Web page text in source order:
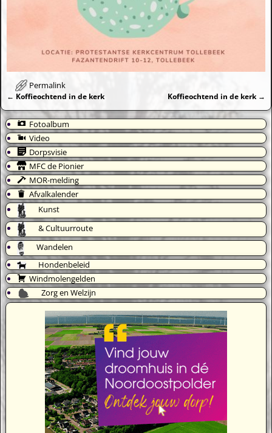
Permalink
← Koffieochtend in de kerk Koffieochtend in de kerk →
Fotoalbum
Video
Dorpsvisie
MFC de Pionier
MOR-melding
Afvalkalender
Kunst
& Cultuurroute
Wandelen
Hondenbeleid
Windmolengelden
Zorg en Welzijn